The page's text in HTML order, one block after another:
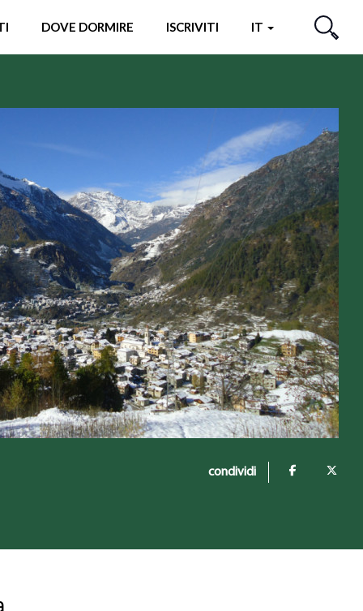
DOVE DORMIRE ISCRIVITI IT
CERCA
condividi